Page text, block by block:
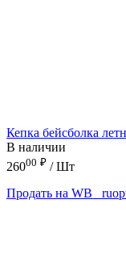
Кепка бейсболка
В наличии
26000 ₽ / Шт
Продать на WB